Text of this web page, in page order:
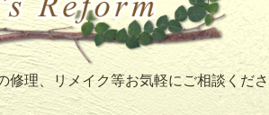
修理、リメイク等お気軽にご相談くださ